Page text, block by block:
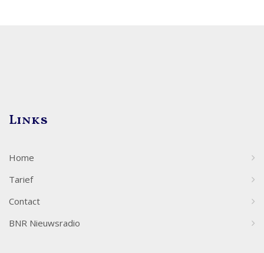
Links
Home
Tarief
Contact
BNR Nieuwsradio